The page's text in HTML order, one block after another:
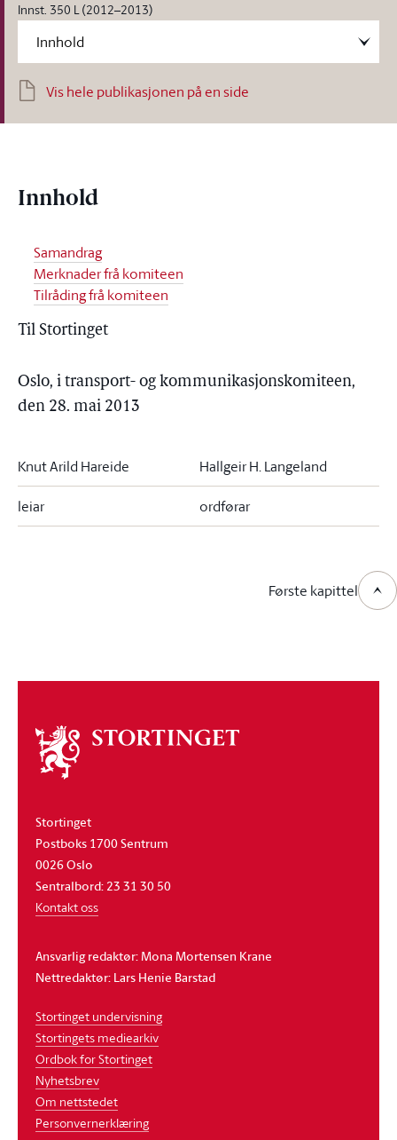
Innst. 350 L (2012–2013)
Vis hele publikasjonen på en side
Innhold
Samandrag
Merknader frå komiteen
Tilråding frå komiteen
Til Stortinget
Oslo, i transport- og kommunikasjonskomiteen,
den 28. mai 2013
Knut Arild Hareide Hallgeir H. Langeland
leiar ordførar
Første kapittel
Om
stortinget
Stortinget
Postboks 1700 Sentrum
0026 Oslo
Sentralbord: 23 31 30 50
Kontakt oss
Ansvarlig redaktør: Mona Mortensen Krane
Nettredaktør: Lars Henie Barstad
Stortinget undervisning
Stortingets mediearkiv
Ordbok for Stortinget
Nyhetsbrev
Om nettstedet
Personvernerklæring